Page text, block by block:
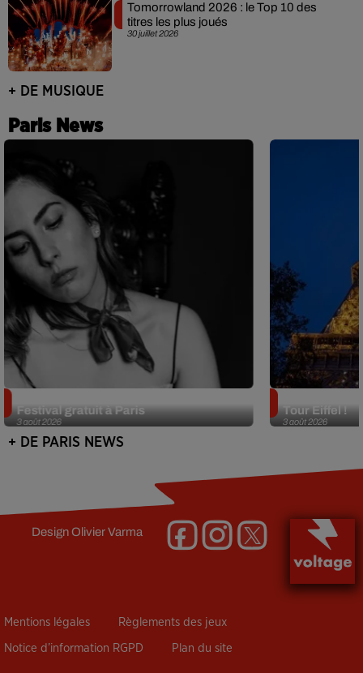
30 juillet 2026
Tomorrowland 2026 : le Top 10 des
titres les plus joués
+ DE MUSIQUE
Paris News
3 août 2026
Festival gratuit à Paris
3 août 2026
Tour Eiffel !
+ DE PARIS NEWS
DesignOlivier Varma
Mentions légales Règlements des jeux
Notice d’information RGPD Plan du site